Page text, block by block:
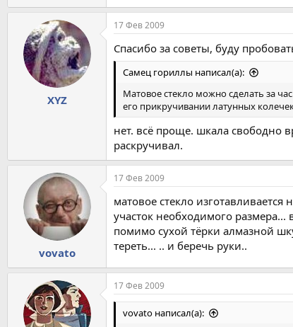
XYZ
17 Фев 2009
Спасибо за советы, буду
Самец гориллы написал(а):
Матовое стекло можно сделать за
его прикручивании латунных
нет. всё проще. шкала свободно
раскручивал.
vovato
17 Фев 2009
матовое стекло
участок необходимого размера...
помимо сухой тёрки алмазной
тереть... .. и беречь руки..
17 Фев 2009
vovato написал(а):